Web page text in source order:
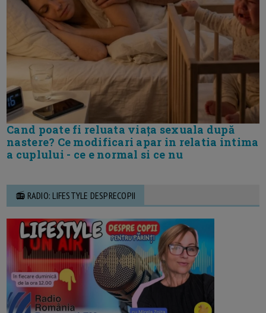
Cand poate fi reluata viața sexuala după
nastere? Ce modificari apar in relatia intima
a cuplului - ce e normal si ce nu
📻 RADIO: LIFESTYLE DESPRECOPII